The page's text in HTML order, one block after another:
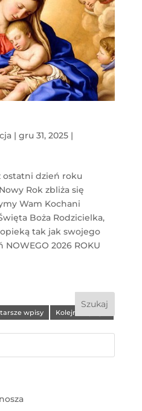
| gru 31, 2025|
ostatni dzień roku
Rok zbliża się
Wam Kochani
Boża Rodzicielka,
opieką tak jak swojego
2026 ROKU
wpisy Kolejne wpisy »